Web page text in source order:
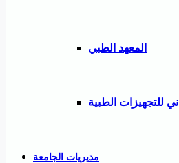
المعهد الطبي
للتجهيزات الطبية
مديريات الجامعة